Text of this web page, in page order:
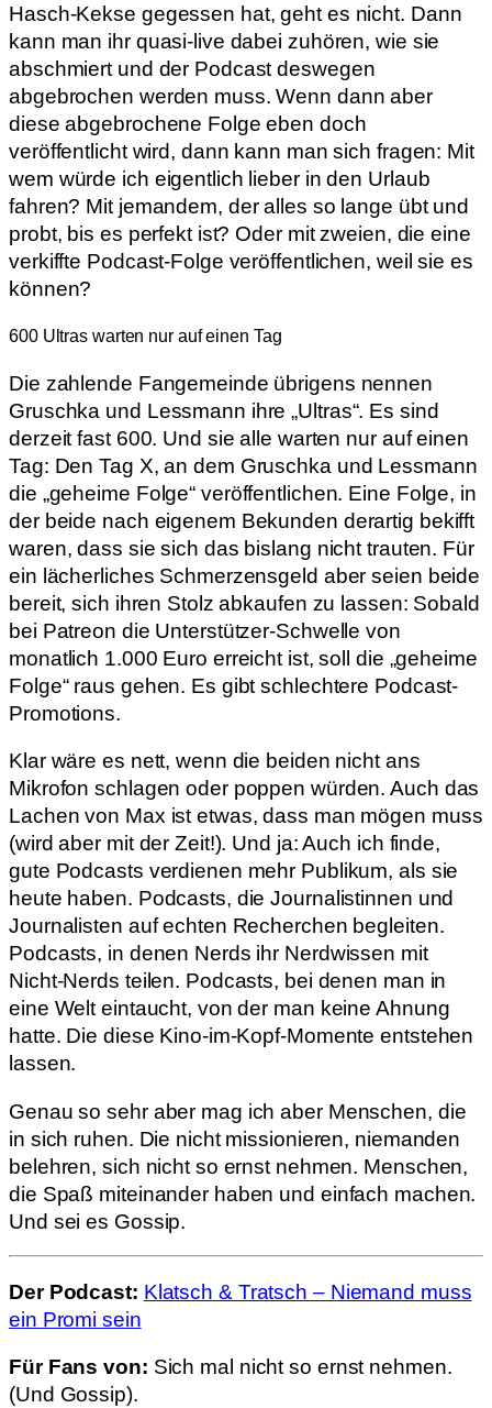
Hasch-Kekse gegessen hat, geht es nicht. Dann
kann man ihr quasi-live dabei zuhören, wie sie
abschmiert und der Podcast deswegen
abgebrochen werden muss. Wenn dann aber
diese abgebrochene Folge eben doch
veröffentlicht wird, dann kann man sich fragen: Mit
wem würde ich eigentlich lieber in den Urlaub
fahren? Mit jemandem, der alles so lange übt und
probt, bis es perfekt ist? Oder mit zweien, die eine
verkiffte Podcast-Folge veröffentlichen, weil sie es
können?
600 Ultras warten nur auf einen Tag
Die zahlende Fangemeinde übrigens nennen
Gruschka und Lessmann ihre „Ultras“. Es sind
derzeit fast 600. Und sie alle warten nur auf einen
Tag: Den Tag X, an dem Gruschka und Lessmann
die „geheime Folge“ veröffentlichen. Eine Folge, in
der beide nach eigenem Bekunden derartig bekifft
waren, dass sie sich das bislang nicht trauten. Für
ein lächerliches Schmerzensgeld aber seien beide
bereit, sich ihren Stolz abkaufen zu lassen: Sobald
bei Patreon die Unterstützer-Schwelle von
monatlich 1.000 Euro erreicht ist, soll die „geheime
Folge“ raus gehen. Es gibt schlechtere Podcast-
Promotions.
Klar wäre es nett, wenn die beiden nicht ans
Mikrofon schlagen oder poppen würden. Auch das
Lachen von Max ist etwas, dass man mögen muss
(wird aber mit der Zeit!). Und ja: Auch ich finde,
gute Podcasts verdienen mehr Publikum, als sie
heute haben. Podcasts, die Journalistinnen und
Journalisten auf echten Recherchen begleiten.
Podcasts, in denen Nerds ihr Nerdwissen mit
Nicht-Nerds teilen. Podcasts, bei denen man in
eine Welt eintaucht, von der man keine Ahnung
hatte. Die diese Kino-im-Kopf-Momente entstehen
lassen.
Genau so sehr aber mag ich aber Menschen, die
in sich ruhen. Die nicht missionieren, niemanden
belehren, sich nicht so ernst nehmen. Menschen,
die Spaß miteinander haben und einfach machen.
Und sei es Gossip.
Der Podcast: Klatsch & Tratsch – Niemand muss
ein Promi sein
Für Fans von: Sich mal nicht so ernst nehmen.
(Und Gossip).